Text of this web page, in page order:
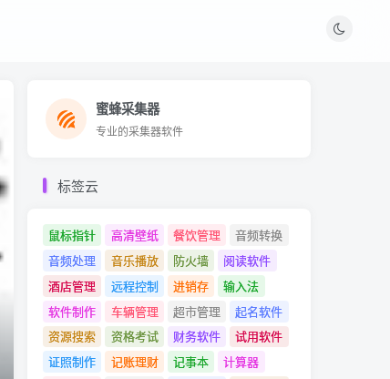
蜜蜂采集器
专业的采集器软件
蜜蜂采集器
专业的采集器软件
标签云
鼠标指针 高清壁纸 餐饮管理
音频转换
音频处理
音乐播放 防火墙
阅读软件
酒店管理
远程控制 进销存
输入法
软件制作
车辆管理 超市管理
起名软件
资源搜索
资格考试 财务软件
试用软件
证照制作
记账理财 记事本
计算器